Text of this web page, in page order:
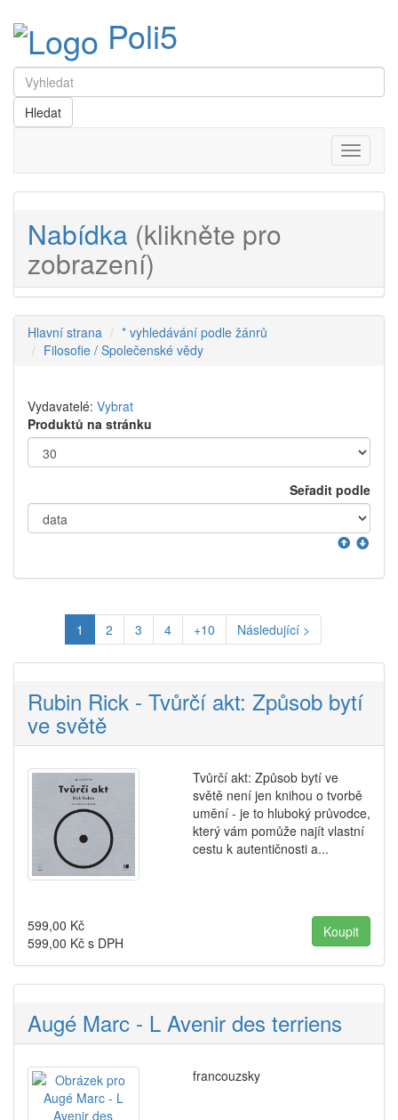
Poli5
Menu
Nabídka (klikněte pro
zobrazení)
Hlavní strana
* vyhledávání podle žánrů
Filosofie / Společenské vědy
Vydavatelé: Vybrat
Produktů na stránku
Seřadit podle
1 2 3 4 +10 Následující >
Rubin Rick - Tvůrčí akt: Způsob bytí
ve světě
Tvůrčí akt: Způsob bytí ve
světě není jen knihou o tvorbě
umění - je to hluboký průvodce,
který vám pomůže najít vlastní
cestu k autentičnosti a...
599,00 Kč
599,00 Kč s DPH
Augé Marc - L Avenir des terriens
francouzsky